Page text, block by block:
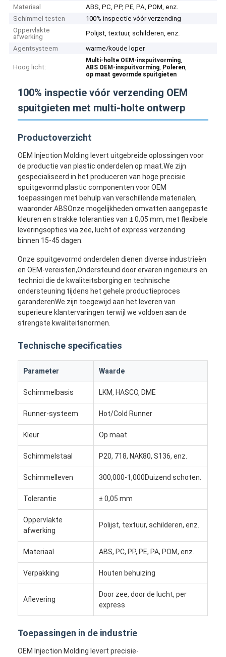
Huis
Materiaal
ABS, PC, PP, PE, PA, POM, enz.
Schimmel testen
100% inspectie vóór verzending
Oppervlakte
afwerking
Polijst, textuur, schilderen, enz.
Agentsysteem
warme/koude loper
Hoog licht:
Multi-holte OEM-inspuitvorming,
ABS OEM-inspuitvorming, Poleren,
op maat gevormde spuitgieten
100% inspectie vóór verzending OEM
spuitgieten met multi-holte ontwerp
Productoverzicht
OEM Injection Molding levert uitgebreide oplossingen voor
de productie van plastic onderdelen op maat.We zijn
gespecialiseerd in het produceren van hoge precisie
spuitgevormd plastic componenten voor OEM
toepassingen met behulp van verschillende materialen,
waaronder ABSOnze mogelijkheden omvatten aangepaste
kleuren en strakke toleranties van ± 0,05 mm, met flexibele
leveringsopties via zee, lucht of express verzending
binnen 15-45 dagen.
Onze spuitgevormd onderdelen dienen diverse industrieën
en OEM-vereisten,Ondersteund door ervaren ingenieurs en
technici die de kwaliteitsborging en technische
ondersteuning tijdens het gehele productieproces
garanderenWe zijn toegewijd aan het leveren van
superieure klantervaringen terwijl we voldoen aan de
strengste kwaliteitsnormen.
Technische specificaties
Parameter Waarde
Schimmelbasis LKM, HASCO, DME
Runner-systeem Hot/Cold Runner
Kleur Op maat
Schimmelstaal P20, 718, NAK80, S136, enz.
Schimmelleven 300,000-1,000Duizend schoten.
Tolerantie ± 0,05 mm
Oppervlakte
afwerking
Polijst, textuur, schilderen, enz.
Materiaal ABS, PC, PP, PE, PA, POM, enz.
Verpakking Houten behuizing
Aflevering
Door zee, door de lucht, per
express
Toepassingen in de industrie
OEM Injection Molding levert precisie-